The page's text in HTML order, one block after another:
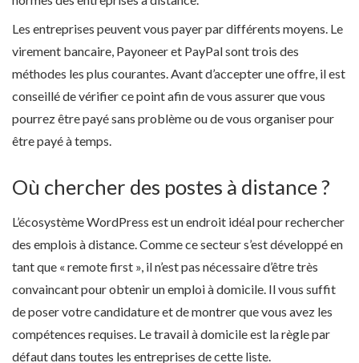
Les entreprises peuvent vous payer par différents moyens. Le
virement bancaire, Payoneer et PayPal sont trois des
méthodes les plus courantes. Avant d’accepter une offre, il est
conseillé de vérifier ce point afin de vous assurer que vous
pourrez être payé sans problème ou de vous organiser pour
être payé à temps.
Où chercher des postes à distance ?
L’écosystème WordPress est un endroit idéal pour rechercher
des emplois à distance. Comme ce secteur s’est développé en
tant que « remote first », il n’est pas nécessaire d’être très
convaincant pour obtenir un emploi à domicile. Il vous suffit
de poser votre candidature et de montrer que vous avez les
compétences requises. Le travail à domicile est la règle par
défaut dans toutes les entreprises de cette liste.